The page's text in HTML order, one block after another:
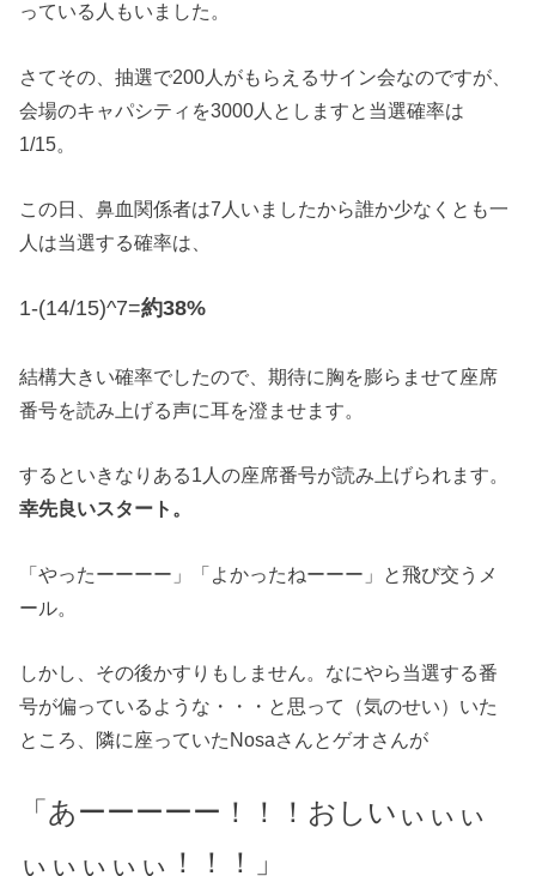
っている人もいました。
さてその、抽選で200人がもらえるサイン会なのですが、
会場のキャパシティを3000人としますと当選確率は
1/15。
この日、鼻血関係者は7人いましたから誰か少なくとも一
人は当選する確率は、
1-(14/15)^7=約38%
結構大きい確率でしたので、期待に胸を膨らませて座席
番号を読み上げる声に耳を澄ませます。
するといきなりある1人の座席番号が読み上げられます。
幸先良いスタート。
「やったーーーー」「よかったねーーー」と飛び交うメ
ール。
しかし、その後かすりもしません。なにやら当選する番
号が偏っているような・・・と思って（気のせい）いた
ところ、隣に座っていたNosaさんとゲオさんが
「あーーーーー！！！おしいぃぃぃ
ぃぃぃぃぃ！！！」